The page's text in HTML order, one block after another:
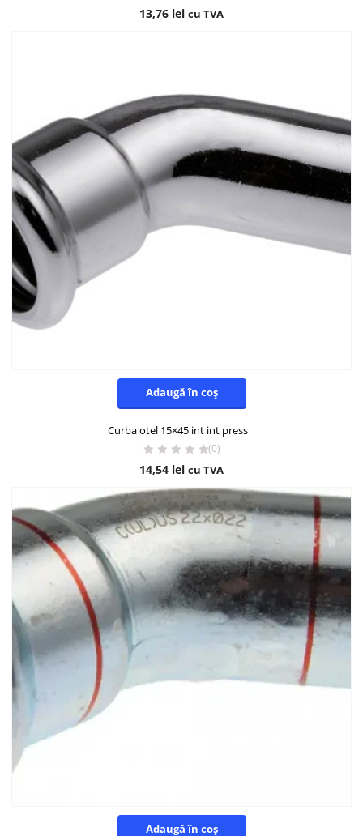
13,76 lei cu TVA
Adaugă în coș
Curba otel 15×45 int int press
(0)
14,54 lei cu TVA
Adaugă în coș